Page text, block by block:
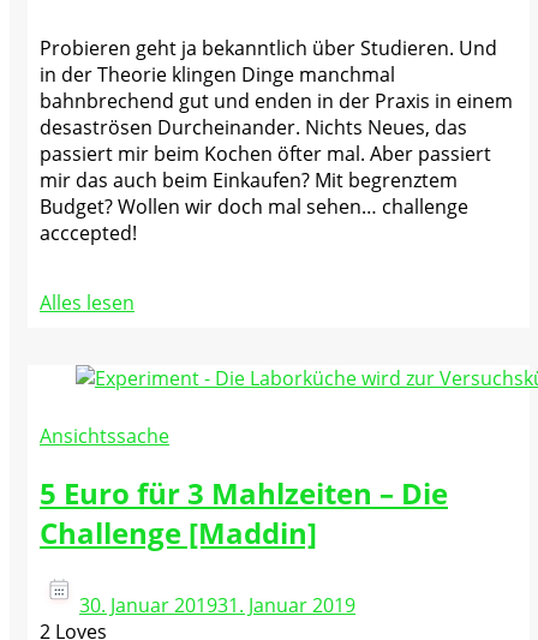
Probieren geht ja bekanntlich über Studieren. Und
in der Theorie klingen Dinge manchmal
bahnbrechend gut und enden in der Praxis in einem
desaströsen Durcheinander. Nichts Neues, das
passiert mir beim Kochen öfter mal. Aber passiert
mir das auch beim Einkaufen? Mit begrenztem
Budget? Wollen wir doch mal sehen… challenge
acccepted!
Alles lesen
Ansichtssache
5 Euro für 3 Mahlzeiten – Die
Challenge [Maddin]
30. Januar 201931. Januar 2019
2 Loves